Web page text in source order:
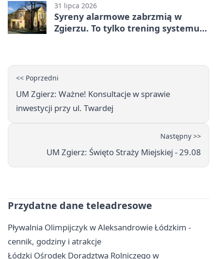
31 lipca 2026
Syreny alarmowe zabrzmią w
Zgierzu. To tylko trening systemu
<< Poprzedni
UM Zgierz: Ważne! Konsultacje w sprawie
inwestycji przy ul. Twardej
Następny >>
UM Zgierz: Święto Straży Miejskiej - 29.08
Przydatne dane teleadresowe
Pływalnia Olimpijczyk w Aleksandrowie Łódzkim -
cennik, godziny i atrakcje
Łódzki Ośrodek Doradztwa Rolniczego w